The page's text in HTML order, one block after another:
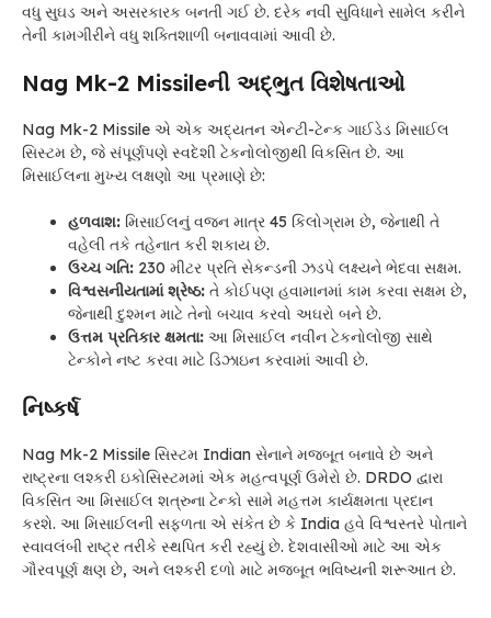
વધુ સુઘડ અને અસરકારક બનતી ગઈ છે. દરેક નવી સુવિધાને સામેલ કરીને
તેની કામગીરીને વધુ શક્તિશાળી બનાવવામાં આવી છે.
Nag Mk-2 Missileની અદ્ભુત વિશેષતાઓ
Nag Mk-2 Missile એ એક અદ્યતન એન્ટી-ટેન્ક ગાઈડેડ મિસાઈલ
સિસ્ટમ છે, જે સંપૂર્ણપણે સ્વદેશી ટેકનોલોજીથી વિકસિત છે. આ
મિસાઈલના મુખ્ય લક્ષણો આ પ્રમાણે છે:
હળવાશ: મિસાઈલનું વજન માત્ર 45 કિલોગ્રામ છે, જેનાથી તે
વહેલી તકે તહેનાત કરી શકાય છે.
ઉચ્ચ ગતિ: 230 મીટર પ્રતિ સેકન્ડની ઝડપે લક્ષ્યને ભેદવા સક્ષમ.
વિશ્વસનીયતામાં શ્રેષ્ઠ: તે કોઈપણ હવામાનમાં કામ કરવા સક્ષમ છે,
જેનાથી દુશ્મન માટે તેનો બચાવ કરવો અઘરો બને છે.
ઉત્તમ પ્રતિકાર ક્ષમતા: આ મિસાઈલ નવીન ટેકનોલોજી સાથે
ટેન્કોને નષ્ટ કરવા માટે ડિઝાઇન કરવામાં આવી છે.
નિષ્કર્ષ
Nag Mk-2 Missile સિસ્ટમ Indian સેનાને મજબૂત બનાવે છે અને
રાષ્ટ્રના લશ્કરી ઇકોસિસ્ટમમાં એક મહત્વપૂર્ણ ઉમેરો છે. DRDO દ્વારા
વિકસિત આ મિસાઈલ શત્રુના ટેન્કો સામે મહત્તમ કાર્યક્ષમતા પ્રદાન
કરશે. આ મિસાઈલની સફળતા એ સંકેત છે કે India હવે વિશ્વસ્તરે પોતાને
સ્વાવલંબી રાષ્ટ્ર તરીકે સ્થપિત કરી રહ્યું છે. દેશવાસીઓ માટે આ એક
ગૌરવપૂર્ણ ક્ષણ છે, અને લશ્કરી દળો માટે મજબૂત ભવિષ્યની શરૂઆત છે.